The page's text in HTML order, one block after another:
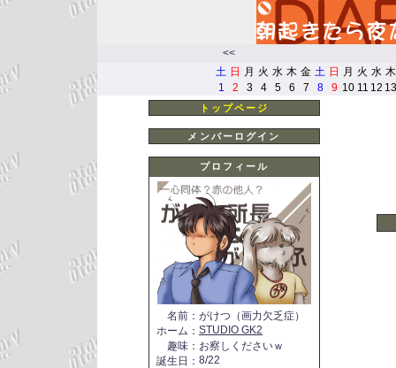
<<
土 日 月 火 水 木 金 土 日 月 火 水 木
1
2 3 4 5 6 7 8 9 10 11 12 13
トップページ
メンバーログイン
プロフィール
名前 ： がけつ（画力欠乏症）
ホーム ： STUDIO GK2
趣味 ： お察しくださいｗ
誕生日 ： 8/22